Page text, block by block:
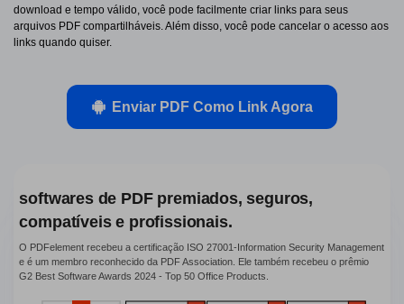
Conversar com Documento
Todos os recursos do PDF
Vídeos Tutoriais
Contatar Suporte
Central de Downloads
Atualizar para o PDFelement 12
download e tempo válido, você pode facilmente criar links para seus
arquivos PDF compartilháveis. Além disso, você pode cancelar o acesso aos
links quando quiser.
Enviar PDF Como Link Agora
softwares de PDF premiados, seguros,
compatíveis e profissionais.
O PDFelement recebeu a certificação ISO 27001-Information Security Management
e é um membro reconhecido da PDF Association. Ele também recebeu o prêmio
G2 Best Software Awards 2024 - Top 50 Office Products.